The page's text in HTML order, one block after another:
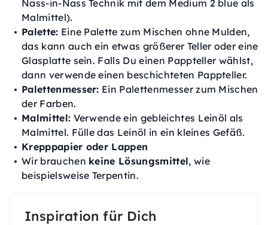
Nass-in-Nass Technik mit dem Medium 2 blue als
Malmittel).
Palette: Eine Palette zum Mischen ohne Mulden,
das kann auch ein etwas größerer Teller oder eine
Glasplatte sein. Falls Du einen Pappteller wählst,
dann verwende einen beschichteten Pappteller.
Palettenmesser: Ein Palettenmesser zum Mischen
der Farben.
Malmittel: Verwende ein gebleichtes Leinöl als
Malmittel. Fülle das Leinöl in ein kleines Gefäß.
Krepppapier oder Lappen
Wir brauchen keine Lösungsmittel, wie
beispielsweise Terpentin.
Inspiration für Dich